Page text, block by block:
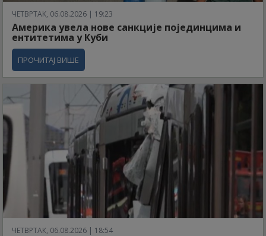
ЧЕТВРТАК, 06.08.2026 | 19:23
Америка увела нове санкције појединцима и
ентитетима у Куби
ПРОЧИТАЈ ВИШЕ
ЧЕТВРТАК, 06.08.2026 | 18:54